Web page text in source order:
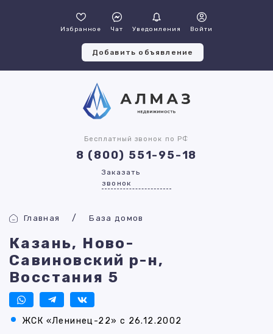
Избранное Чат Уведомления Войти
Добавить объявление
Бесплатный звонок по РФ
8 (800) 551-95-18
Заказать
звонок
Главная База домов
Казань, Ново-
Савиновский р-н,
Восстания 5
ЖСК «Ленинец-22» с 26.12.2002